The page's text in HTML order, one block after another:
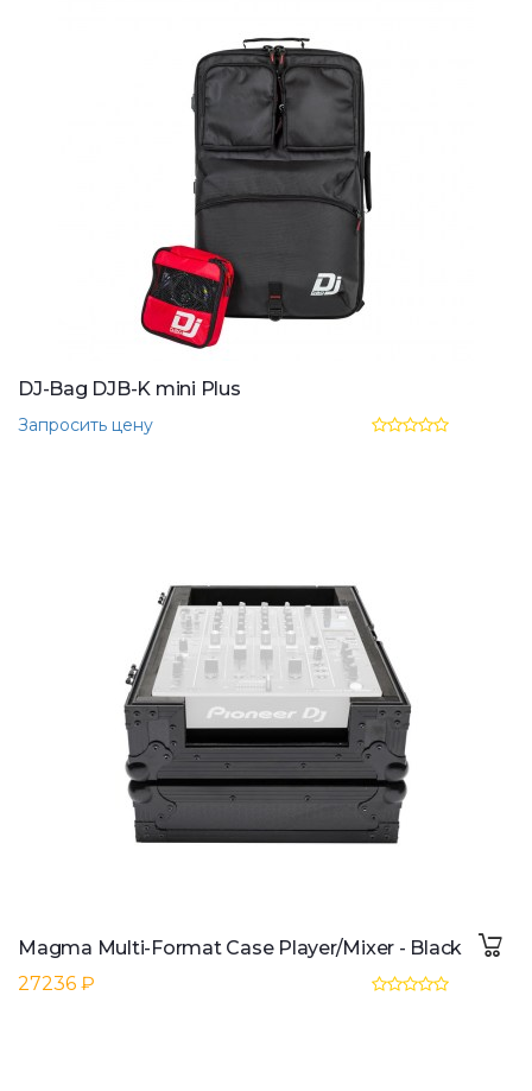
DJ-Bag DJB-K mini Plus
Запросить цену
Magma Multi-Format Case Player/Mixer - Black
27236 ₽